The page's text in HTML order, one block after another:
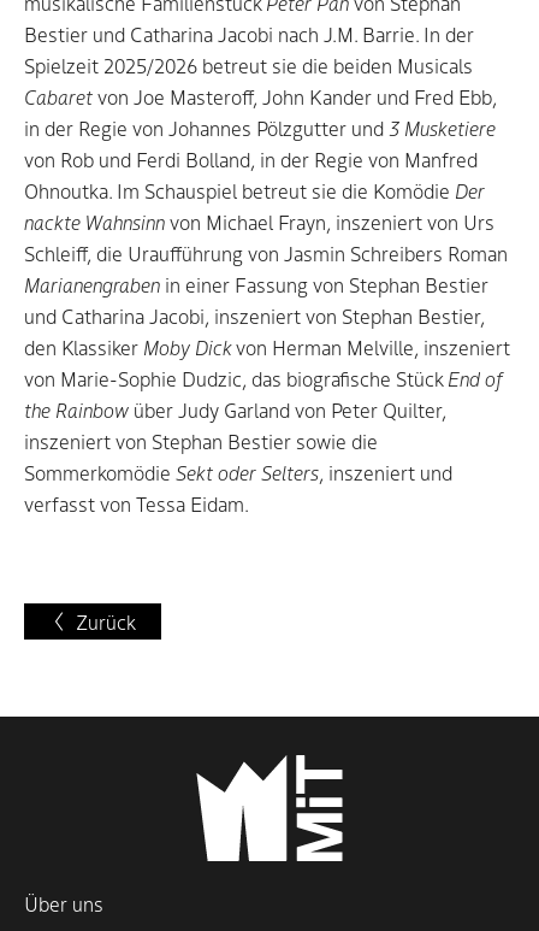
Bestier und Catharina Jacobi nach J.M. Barrie. In der
Spielzeit 2025/2026 betreut sie die beiden Musicals
Cabaretvon Joe Masteroff, John Kander und Fred Ebb,
in der Regie von Johannes Pölzgutter und 3 Musketiere
von Rob und Ferdi Bolland, in der Regie von Manfred
Ohnoutka. Im Schauspiel betreut sie die Komödie Der
nackte Wahnsinnvon Michael Frayn, inszeniert von Urs
Schleiff, die Uraufführung von Jasmin Schreibers Roman
Marianengraben in einer Fassung von Stephan Bestier
und Catharina Jacobi, inszeniert von Stephan Bestier,
den Klassiker Moby Dickvon Herman Melville, inszeniert
von Marie-Sophie Dudzic, das biografische Stück End of
the Rainbow über Judy Garland von Peter Quilter,
inszeniert von Stephan Bestier sowie die
Sommerkomödie Sekt oder Selters, inszeniert und
verfasst von Tessa Eidam.
Zurück
Über uns